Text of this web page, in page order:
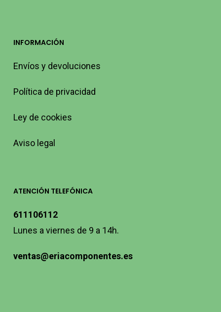
INFORMACIÓN
Envíos y devoluciones
Política de privacidad
Ley de cookies
Aviso legal
ATENCIÓN TELEFÓNICA
611106112
Lunes a viernes de 9 a 14h.
ventas@eriacomponentes.es